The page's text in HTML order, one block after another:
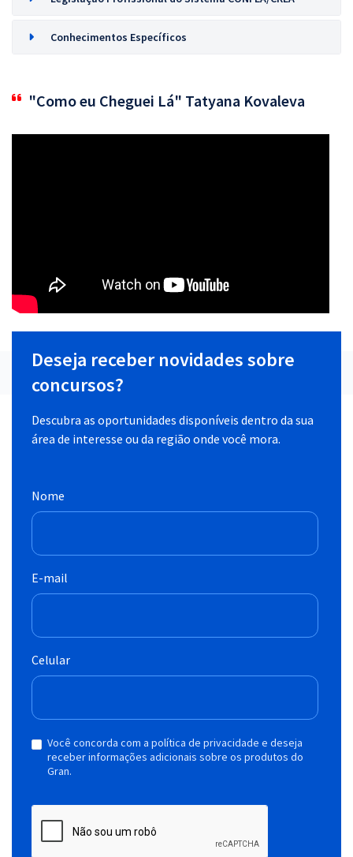
Conhecimentos Específicos
"Como eu Cheguei Lá" Tatyana Kovaleva
Deseja receber novidades sobre
concursos?
Descubra as oportunidades disponíveis dentro da sua
área de interesse ou da região onde você mora.
Nome
E-mail
Celular
Você concorda com a política de privacidade e deseja
receber informações adicionais sobre os produtos do
Gran.